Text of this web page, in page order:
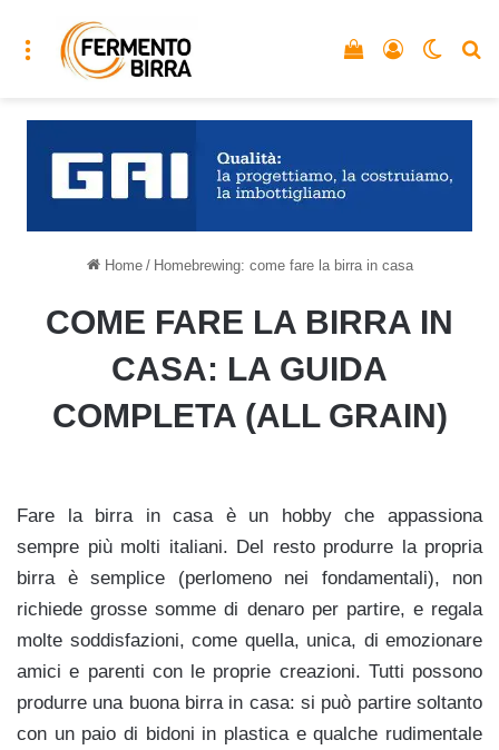
Menu Accedi
Vedi il carrello
Home / Homebrewing: come fare la birra in casa
COME FARE LA BIRRA IN
CASA: LA GUIDA
COMPLETA (ALL GRAIN)
Fare la birra in casa è un hobby che appassiona
sempre più molti italiani. Del resto produrre la propria
birra è semplice (perlomeno nei fondamentali), non
richiede grosse somme di denaro per partire, e regala
molte soddisfazioni, come quella, unica, di emozionare
amici e parenti con le proprie creazioni. Tutti possono
produrre una buona birra in casa: si può partire soltanto
con un paio di bidoni in plastica e qualche rudimentale